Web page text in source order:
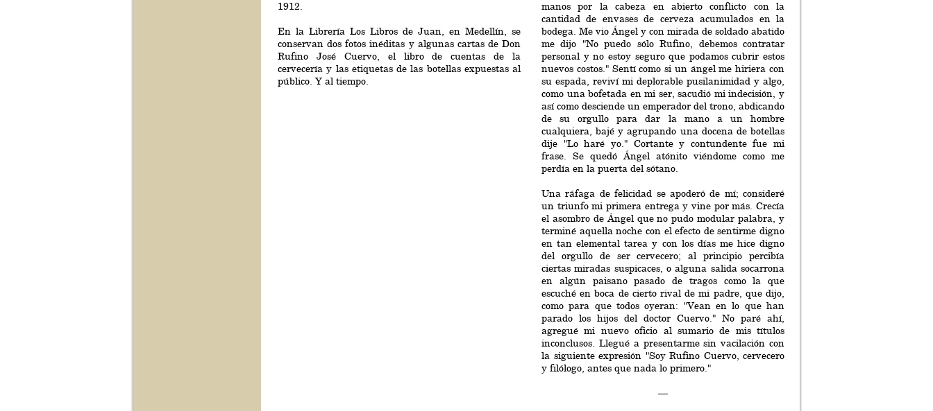
1912.
En la Librería Los Libros de Juan, en Medellín, se
conservan dos fotos inéditas y algunas cartas de Don
Rufino José Cuervo, el libro de cuentas de la
cervecería y las etiquetas de las botellas expuestas al
público. Y al tiempo.
manos por la cabeza en abierto conflicto con la
cantidad de envases de cerveza acumulados en la
bodega. Me vio Ángel y con mirada de soldado abatido
me dijo "No puedo sólo Rufino, debemos contratar
personal y no estoy seguro que podamos cubrir estos
nuevos costos." Sentí como si un ángel me hiriera con
su espada, reviví mi deplorable pusilanimidad y algo,
como una bofetada en mi ser, sacudió mi indecisión, y
así como desciende un emperador del trono, abdicando
de su orgullo para dar la mano a un hombre
cualquiera, bajé y agrupando una docena de botellas
dije "Lo haré yo." Cortante y contundente fue mi
frase. Se quedó Ángel atónito viéndome como me
perdía en la puerta del sótano.
Una ráfaga de felicidad se apoderó de mí; consideré
un triunfo mi primera entrega y vine por más. Crecía
el asombro de Ángel que no pudo modular palabra, y
terminé aquella noche con el efecto de sentirme digno
en tan elemental tarea y con los días me hice digno
del orgullo de ser cervecero; al principio percibía
ciertas miradas suspicaces, o alguna salida socarrona
en algún paisano pasado de tragos como la que
escuché en boca de cierto rival de mi padre, que dijo,
como para que todos oyeran: "Vean en lo que han
parado los hijos del doctor Cuervo." No paré ahí,
agregué mi nuevo oficio al sumario de mis títulos
inconclusos. Llegué a presentarme sin vacilación con
la siguiente expresión "Soy Rufino Cuervo, cervecero
y filólogo, antes que nada lo primero."
—